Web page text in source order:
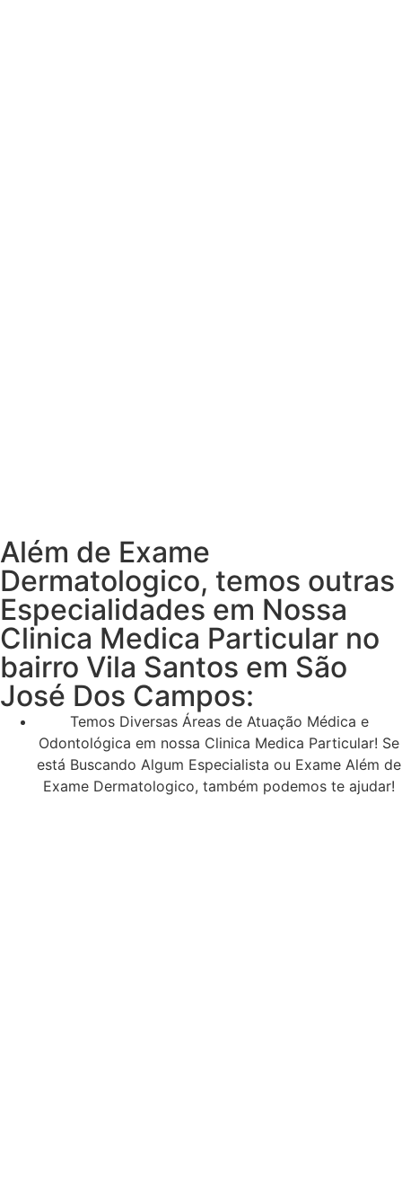
Além de Exame
Dermatologico, temos outras
Especialidades em Nossa
Clinica Medica Particular no
bairro Vila Santos em São
José Dos Campos:
Temos Diversas Áreas de Atuação Médica e
Odontológica em nossa Clinica Medica Particular! Se
está Buscando Algum Especialista ou Exame Além de
Exame Dermatologico, também podemos te ajudar!